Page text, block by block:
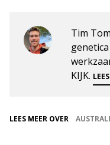
Tim
KIJK.
LEES MEER OVER